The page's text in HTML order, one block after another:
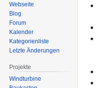
Webseite
Blog
Forum
Kalender
Kategorienliste
Letzte Änderungen
Projekte
Windturbine